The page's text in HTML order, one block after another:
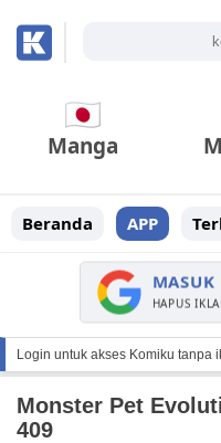
Manga
Beranda APP
MASUK
HAPUS
Login untuk akses Komiku tanpa
Monster Pet
409